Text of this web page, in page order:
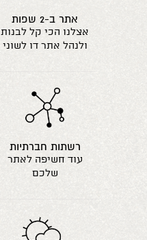
אתר ב-2 שפות
אצלנו הכי קל לבנות
ולנהל אתר דו לשוני
רשתות חברתיות
עוד חשיפה לאתר
שלכם